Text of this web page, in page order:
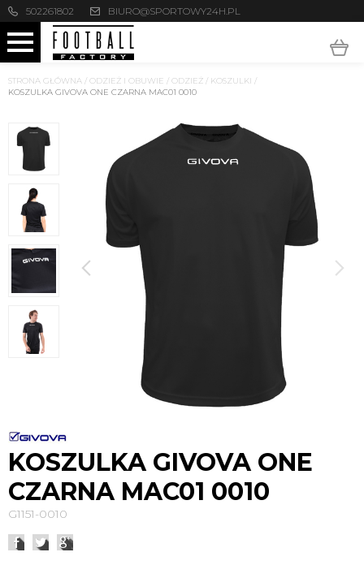
502261802 BIURO@SPORTOWY24H.PL
STRONA GŁÓWNA / ODZIEŻ I OBUWIE / ODZIEŻ / KOSZULKI /
KOSZULKA GIVOVA ONE CZARNA MAC01 0010
KOSZULKA GIVOVA ONE
CZARNA MAC01 0010
G1151-0010